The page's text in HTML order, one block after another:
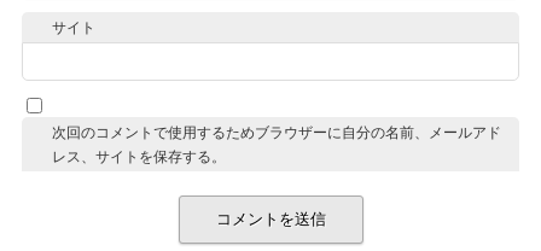
サイト
次回のコメントで使用するためブラウザーに自分の名前、メールアド
レス、サイトを保存する。